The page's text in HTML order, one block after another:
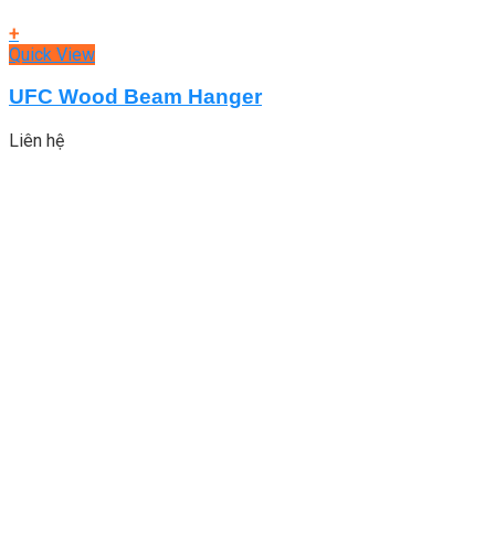
+
Quick View
UFC Wood Beam Hanger
Liên hệ